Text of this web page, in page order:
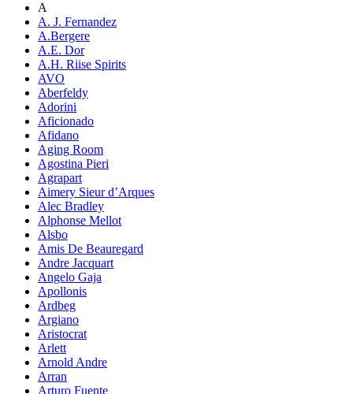
A
A. J. Fernandez
A.Bergere
A.E. Dor
A.H. Riise Spirits
AVO
Aberfeldy
Adorini
Aficionado
Afidano
Aging Room
Agostina Pieri
Agrapart
Aimery Sieur d’Arques
Alec Bradley
Alphonse Mellot
Alsbo
Amis De Beauregard
Andre Jacquart
Angelo Gaja
Apollonis
Ardbeg
Argiano
Aristocrat
Arlett
Arnold Andre
Arran
Arturo Fuente